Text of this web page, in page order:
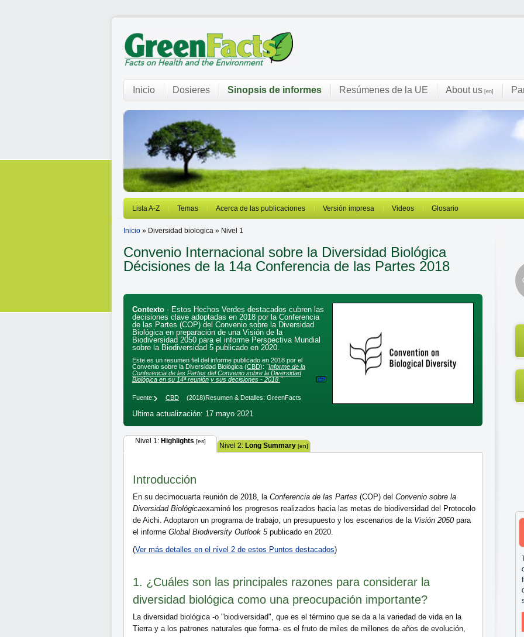
Inicio Dosieres Sinopsis de informes Resúmenes de la UE About us [en]
Lista A-Z Temas Acerca de las publicaciones Versión impresa Videos Glosario
Inicio » Diversidad biologica » Nivel 1
Convenio Internacional sobre la Diversidad Biológica
Décisiones de la 14a Conferencia de las Partes 2018
Contexto - Estos Hechos Verdes destacados cubren las
decisiones clave adoptadas en 2018 por la Conferencia
de las Partes (COP) del Convenio sobre la Diversidad
Biológica en preparación de una Visión de la
Biodiversidad 2050 para el informe Perspectiva Mundial
sobre la Biodiversidad 5 publicado en 2020.
Este es un resumen fiel del informe publicado en 2018 por el
Convenio sobre la Diversidad Biológica (CBD): "Informe de la
Conferencia de las Partes del Convenio sobre la Diversidad
Biológica en su 14ª reunión y sus decisiones - 2018 "
Fuente: CBD (2018)Resumen & Detalles: GreenFacts
Ultima actualización: 17 mayo 2021
Nivel 1: Highlights [es]
Nivel 2: Long Summary [en]
Introducción
En su decimocuarta reunión de 2018, la Conferencia de las Partes (COP) del Convenio sobre la
Diversidad Biológicaexaminó los progresos realizados hacia las metas de biodiversidad del Protocolo
de Aichi. Adoptaron un programa de trabajo, un presupuesto y los escenarios de la Visión 2050para
el informe Global Biodiversity Outlook 5publicado en 2020.
(Ver más detalles en el nivel 2 de estos Puntos destacados)
1. ¿Cuáles son las principales razones para considerar la
diversidad biológica como una preocupación importante?
La diversidad biológica -o "biodiversidad", que es el término que se da a la variedad de vida en la
Tierra y a los patrones naturales que forma- es el fruto de miles de millones de años de evolución,